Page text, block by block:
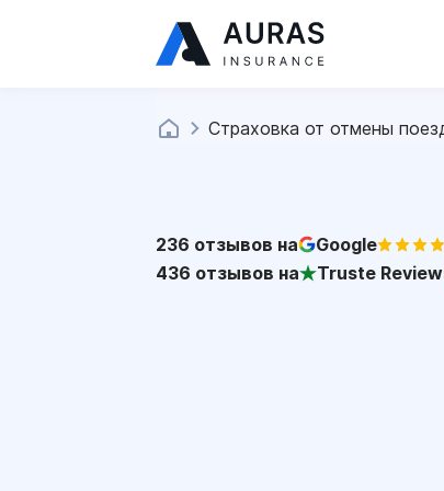
Страховка от отмены
236 отзывов на
Google
436 отзывов на Truste